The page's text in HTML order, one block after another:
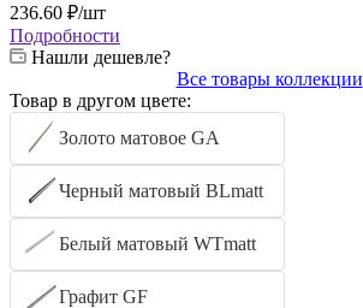
236.60 ₽/шт
Подробности
Нашли дешевле?
Все товары коллекции
Товар в другом цвете:
Золото матовое GA
Черный матовый BLmatt
Белый матовый WTmatt
Графит GF